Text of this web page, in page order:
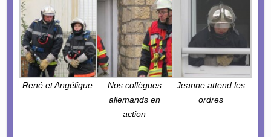
René et Angélique
Nos collègues
allemands en
action
Jeanne attend les
ordres